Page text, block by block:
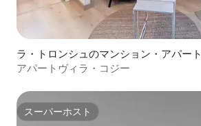
ラ・トロンシュのマンション・アパート
アパートヴィラ・コジー
スーパーホスト
スーパーホスト